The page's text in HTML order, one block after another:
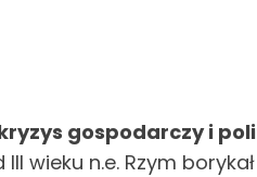
gospodarczy i
wieku n.e. Rzym